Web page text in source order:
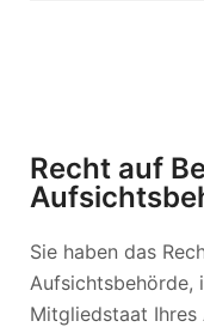
Recht auf
Sie haben das
Aufsichtsbehörde,
Mitgliedstaat